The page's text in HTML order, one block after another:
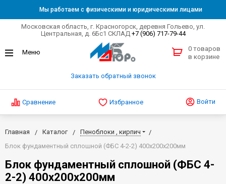
Мы работаем с физическими и юридическими лицами
Московская область, г. Красногорск, деревня Гольево, ул.
Центральная, д. 6Бс1 СКЛАД +7 (906) 717-79-44
Заказать обратный звонок
0 товаров
в корзине
Сравнение Избранное Войти
Главная Каталог
Пеноблоки , кирпич
Блок фундаментный сплошной (ФБС 4-2-2) 400х200х200мм
Блок фундаментный сплошной (ФБС 4-
2-2) 400х200х200мм